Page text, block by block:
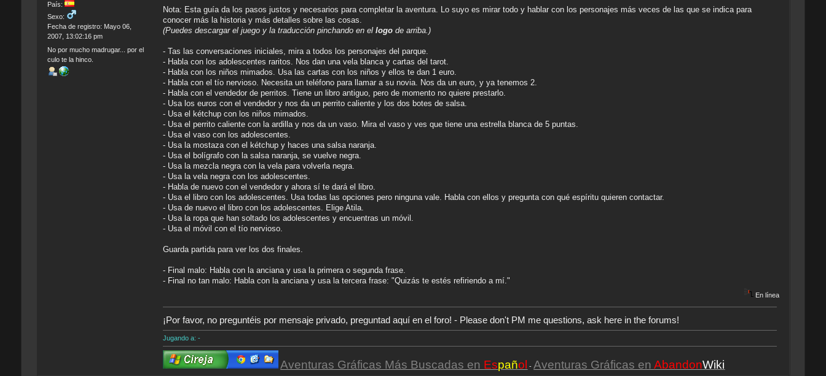
País:
Sexo:
Fecha de registro: Mayo 06,
2007, 13:02:16 pm
No por mucho madrugar... por el
culo te la hinco.
Nota: Esta guía da los pasos justos y necesarios para completar la aventura. Lo suyo es mirar todo y hablar con los personajes más veces de las que se indica para
conocer más la historia y más detalles sobre las cosas.
(Puedes descargar el juego y la traducción pinchando en ellogo de arriba.)
- Tas las conversaciones iniciales, mira a todos los personajes del parque.
- Habla con los adolescentes raritos. Nos dan una vela blanca y cartas del tarot.
- Habla con los niños mimados. Usa las cartas con los niños y ellos te dan 1 euro.
- Habla con el tío nervioso. Necesita un teléfono para llamar a su novia. Nos da un euro, y ya tenemos 2.
- Habla con el vendedor de perritos. Tiene un libro antiguo, pero de momento no quiere prestarlo.
- Usa los euros con el vendedor y nos da un perrito caliente y los dos botes de salsa.
- Usa el kétchup con los niños mimados.
- Usa el perrito caliente con la ardilla y nos da un vaso. Mira el vaso y ves que tiene una estrella blanca de 5 puntas.
- Usa el vaso con los adolescentes.
- Usa la mostaza con el kétchup y haces una salsa naranja.
- Usa el bolígrafo con la salsa naranja, se vuelve negra.
- Usa la mezcla negra con la vela para volverla negra.
- Usa la vela negra con los adolescentes.
- Habla de nuevo con el vendedor y ahora sí te dará el libro.
- Usa el libro con los adolescentes. Usa todas las opciones pero ninguna vale. Habla con ellos y pregunta con qué espíritu quieren contactar.
- Usa de nuevo el libro con los adolescentes. Elige Atila.
- Usa la ropa que han soltado los adolescentes y encuentras un móvil.
- Usa el móvil con el tío nervioso.
Guarda partida para ver los dos finales.
- Final malo: Habla con la anciana y usa la primera o segunda frase.
- Final no tan malo: Habla con la anciana y usa la tercera frase: "Quizás te estés refiriendo a mí."
En línea
¡Por favor, no preguntéis por mensaje privado, preguntad aquí en el foro! - Please don't PM me questions, ask here in the forums!
Jugando a: -
Aventuras Gráficas Más Buscadas en Español -Aventuras Gráficas enAbandonWiki